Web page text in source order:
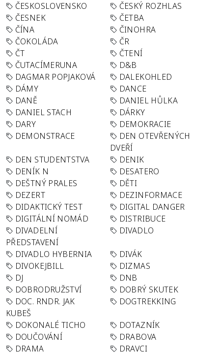
ČESKOSLOVENSKO
ČESKÝ ROZHLAS
ČESNEK
ČETBA
ČÍNA
ČINOHRA
ČOKOLÁDA
ČR
ČT
ČTENÍ
ČUTACÍMERUNA
D&B
DAGMAR POPJAKOVÁ
DALEKOHLED
DÁMY
DANCE
DANĚ
DANIEL HŮLKA
DANIEL STACH
DÁRKY
DARY
DEMOKRACIE
DEMONSTRACE
DEN OTEVŘENÝCH
DVEŘÍ
DEN STUDENTSTVA
DENIK
DENÍK N
DESATERO
DEŠTNÝ PRALES
DĚTI
DEZERT
DEZINFORMACE
DIDAKTICKÝ TEST
DIGITAL DANGER
DIGITÁLNÍ NOMÁD
DISTRIBUCE
DIVADELNÍ
PŘEDSTAVENÍ
DIVADLO
DIVADLO HYBERNIA
DIVÁK
DIVOKEJBILL
DIZMAS
DJ
DNB
DOBRODRUŽSTVÍ
DOBRÝ SKUTEK
DOC. RNDR. JAK
KUBEŠ
DOGTREKKING
DOKONALÉ TICHO
DOTAZNÍK
DOUČOVÁNÍ
DRABOVA
DRAMA
DRAVCI